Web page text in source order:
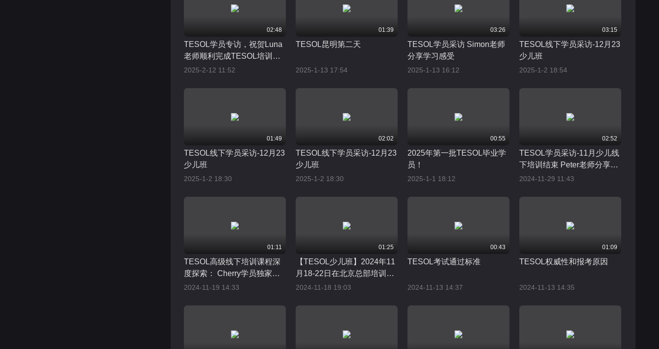
02:48
TESOL学员专访，祝贺Luna
老师顺利完成TESOL培训及
考试
2025-2-12 11:52
01:39
TESOL昆明第二天
2025-1-13 17:54
03:26
TESOL学员采访 Simon老师
分享学习感受
2025-1-13 16:12
03:15
TESOL线下学员采访-12月23
少儿班
2025-1-2 18:54
01:49
TESOL线下学员采访-12月23
少儿班
2025-1-2 18:30
02:02
TESOL线下学员采访-12月23
少儿班
2025-1-2 18:30
00:55
2025年第一批TESOL毕业学
员！
2025-1-1 18:12
02:52
TESOL学员采访-11月少儿线
下培训结束 Peter老师分享五
天学习感受
2024-11-29 11:43
01:11
TESOL高级线下培训课程深
度探索： Cherry学员独家专
访，细致分享学习心得与成长
2024-11-19 14:33
01:25
【TESOL少儿班】2024年11
月18-22日在北京总部培训进
行中
2024-11-18 19:03
00:43
TESOL考试通过标准
2024-11-13 14:37
01:09
TESOL权威性和报考原因
2024-11-13 14:35